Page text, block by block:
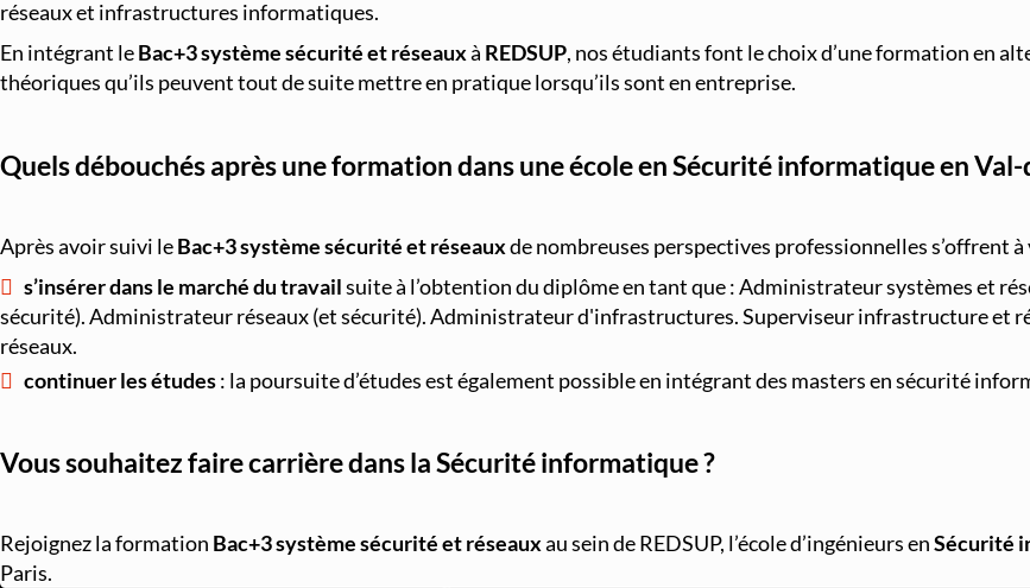
réseaux et infrastructures informatiques.
En intégrant leBac+3 système sécurité et réseauxà REDSUP, nos étudiants font le choix d’une formation en
théoriques qu’ils peuvent tout de suite mettre en pratique lorsqu’ils sont en entreprise.
Quels débouchés après une formation dans une école en Sécurité informatique en
Après avoir suivi leBac+3 système sécurité et réseauxde nombreuses perspectives professionnelles s’offrent à
s’insérer dans le marché du travailsuite à l’obtention du diplôme en tant que : Administrateur systèmes et
sécurité). Administrateur réseaux (et sécurité). Administrateur d'infrastructures. Superviseur infrastructure et
réseaux.
continuer les études: la poursuite d’études est également possible en intégrant des masters en sécurité
Vous souhaitez faire carrière dans la Sécurité informatique ?
Rejoignez la formation Bac+3 système sécurité et réseauxau sein de REDSUP, l’école d’ingénieurs enSécurité
Paris.
REDSUP © 2026
98 Bd Victor Hugo, 92110 Clichy